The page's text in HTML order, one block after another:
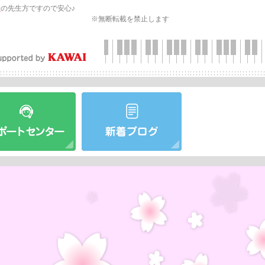
の先生方ですので安心♪
※無断転載を禁止します